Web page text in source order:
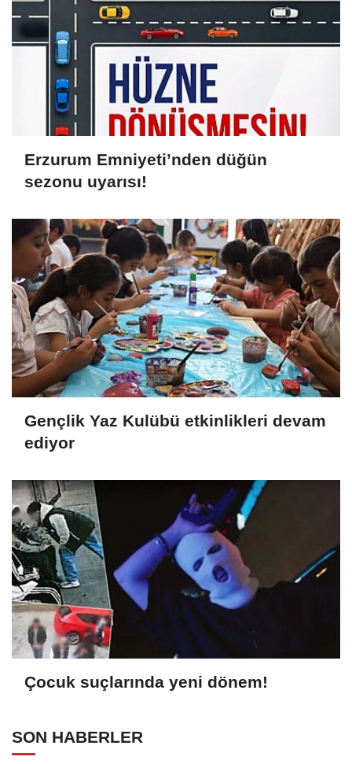
Erzurum Emniyeti’nden düğün
sezonu uyarısı!
Gençlik Yaz Kulübü etkinlikleri devam
ediyor
Çocuk suçlarında yeni dönem!
SON HABERLER